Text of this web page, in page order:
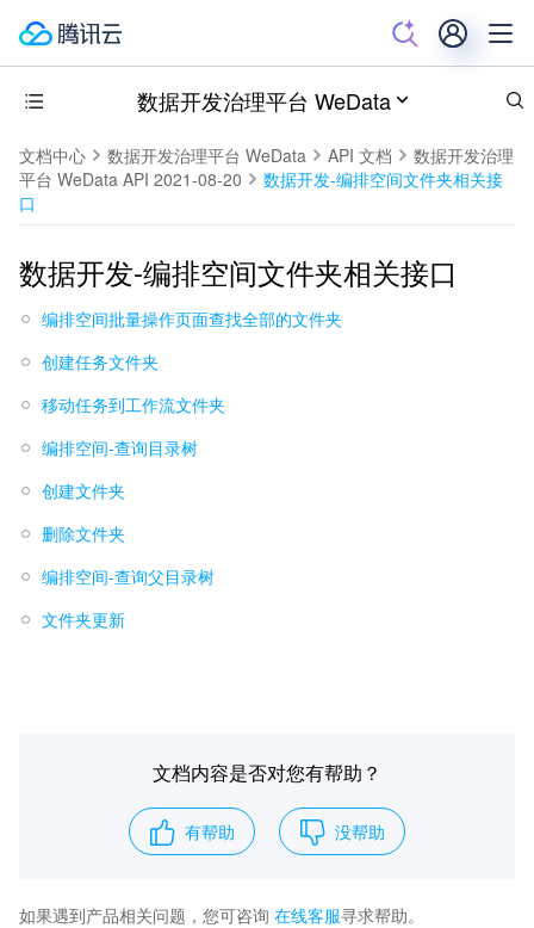
数据开发治理平台 WeData
文档中心 数据开发治理平台 WeData API 文档
数据开发治理
平台 WeData API 2021-08-20
数据开发-编排空间文件夹相关接
口
数据开发-编排空间文件夹相关接口
编排空间批量操作页面查找全部的文件夹
创建任务文件夹
移动任务到工作流文件夹
编排空间-查询目录树
创建文件夹
删除文件夹
编排空间-查询父目录树
文件夹更新
文档内容是否对您有帮助？
有帮助 没帮助
如果遇到产品相关问题，您可咨询 在线客服寻求帮助。